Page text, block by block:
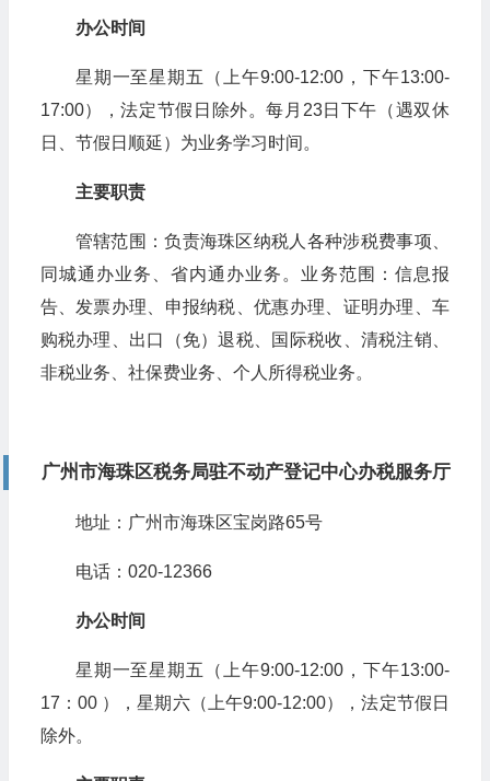
办公时间
星期一至星期五（上午9:00-12:00，下午13:00-
17:00），法定节假日除外。每月23日下午（遇双休
日、节假日顺延）为业务学习时间。
主要职责
管辖范围：负责海珠区纳税人各种涉税费事项、
同城通办业务、省内通办业务。业务范围：信息报
告、发票办理、申报纳税、优惠办理、证明办理、车
购税办理、出口（免）退税、国际税收、清税注销、
非税业务、社保费业务、个人所得税业务。
广州市海珠区税务局驻不动产登记中心办税服务厅
地址：广州市海珠区宝岗路65号
电话：020-12366
办公时间
星期一至星期五（上午9:00-12:00，下午13:00-
17：00 ），星期六（上午9:00-12:00），法定节假日
除外。